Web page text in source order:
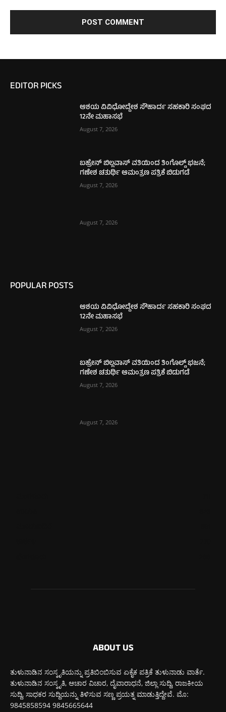
EDITOR PICKS
ಆಶಯ ವಿವಿಧೋದ್ದೇಶ ಸೌಹಾರ್ದ ಸಹಕಾರಿ ಸಂಘದ
12ನೇ ಮಹಾಸಭೆ
August 7, 2026
ಬಹ್ರೇನ್ ಬಿಲ್ಲವಾಸ್ ವತಿಯಿಂದ ತಿಂಗೊಲ್ಡ್ ಭಜನೆ;
ಗಣೇಶ ಚತುರ್ಥಿ ಆಮಂತ್ರಣ ಪತ್ರಿಕೆ ಬಿಡುಗಡೆ
August 7, 2026
August 7, 2026
POPULAR POSTS
ಆಶಯ ವಿವಿಧೋದ್ದೇಶ ಸೌಹಾರ್ದ ಸಹಕಾರಿ ಸಂಘದ
12ನೇ ಮಹಾಸಭೆ
August 7, 2026
ಬಹ್ರೇನ್ ಬಿಲ್ಲವಾಸ್ ವತಿಯಿಂದ ತಿಂಗೊಲ್ಡ್ ಭಜನೆ;
ಗಣೇಶ ಚತುರ್ಥಿ ಆಮಂತ್ರಣ ಪತ್ರಿಕೆ ಬಿಡುಗಡೆ
August 7, 2026
August 7, 2026
ABOUT US
ತುಳುನಾಡಿನ ಸಂಸ್ಕೃತಿಯನ್ನು ಪ್ರತಿಬಿಂಬಿಸುವ ಏಕೈಕ ಪತ್ರಿಕೆ ತುಳುನಾಡು ವಾರ್ತೆ.
ತುಳುನಾಡಿನ ಸಂಸ್ಕೃತಿ, ಆಚಾರ ವಿಚಾರ, ದೈವಾರಾಧನೆ, ಜಿಲ್ಲಾ ಸುದ್ದಿ, ರಾಜಕೀಯ
ಸುದ್ದಿ, ಸಾಧಕರ ಸುದ್ದಿಯನ್ನು ತಿಳಿಸುವ ಸಣ್ಣ ಪ್ರಯತ್ನ ಮಾಡುತ್ತಿದ್ದೇವೆ. ಮೊ:
9845858594 9845665644